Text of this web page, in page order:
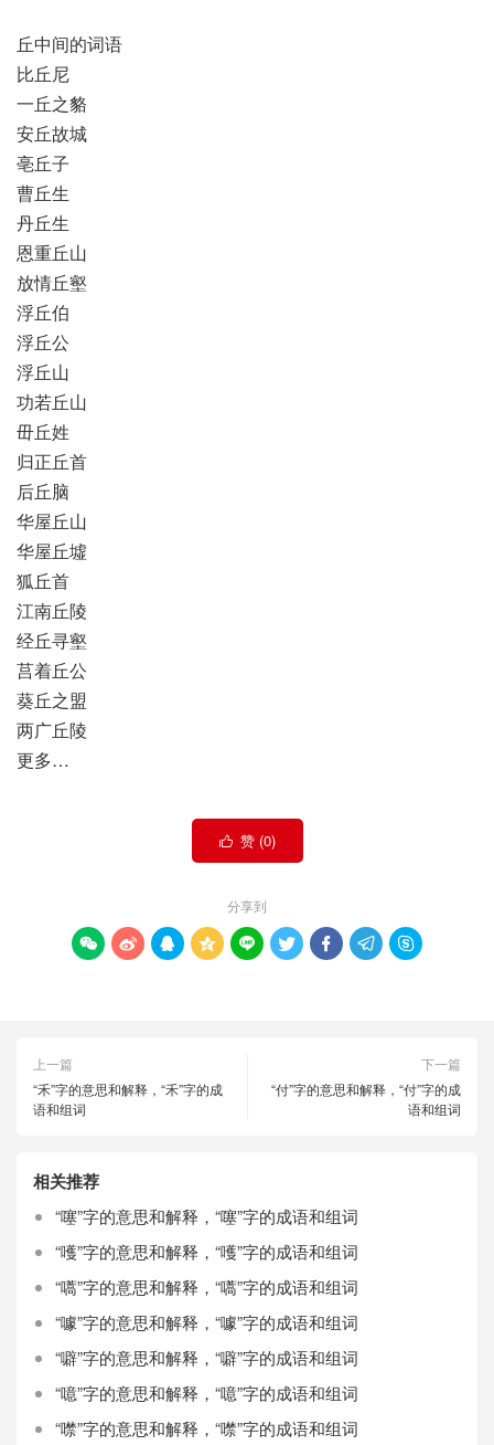
丘中间的词语
比丘尼
一丘之貉
安丘故城
亳丘子
曹丘生
丹丘生
恩重丘山
放情丘壑
浮丘伯
浮丘公
浮丘山
功若丘山
毌丘姓
归正丘首
后丘脑
华屋丘山
华屋丘墟
狐丘首
江南丘陵
经丘寻壑
莒着丘公
葵丘之盟
两广丘陵
更多…
 赞 (0)
分享到
        
上一篇
“禾”字的意思和解释，“禾”字的成
语和组词
下一篇
“付”字的意思和解释，“付”字的成
语和组词
相关推荐
“噻”字的意思和解释，“噻”字的成语和组词
“嚄”字的意思和解释，“嚄”字的成语和组词
“嚆”字的意思和解释，“嚆”字的成语和组词
“噱”字的意思和解释，“噱”字的成语和组词
“噼”字的意思和解释，“噼”字的成语和组词
“噫”字的意思和解释，“噫”字的成语和组词
“噤”字的意思和解释，“噤”字的成语和组词